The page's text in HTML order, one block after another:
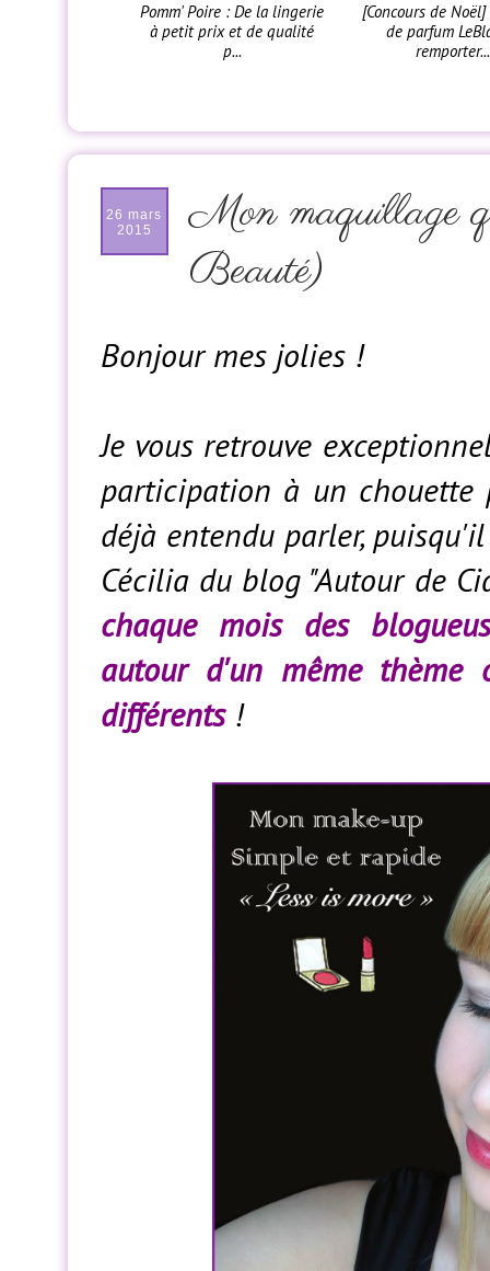
Pomm' Poire : De la lingerie
à petit prix et de qualité
p...
[Concours de
de parfum
remporter...
26 mars
2015
Mon maquillage
Beauté)
Bonjour mes jolies !
Je vous retrouve
participation à un chouette
déjà entendu parler,
Cécilia du blog "Autour de
chaque mois des
autour d'un même
différents!